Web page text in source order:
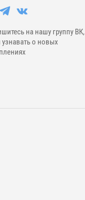
на нашу группу ВК,
о новых